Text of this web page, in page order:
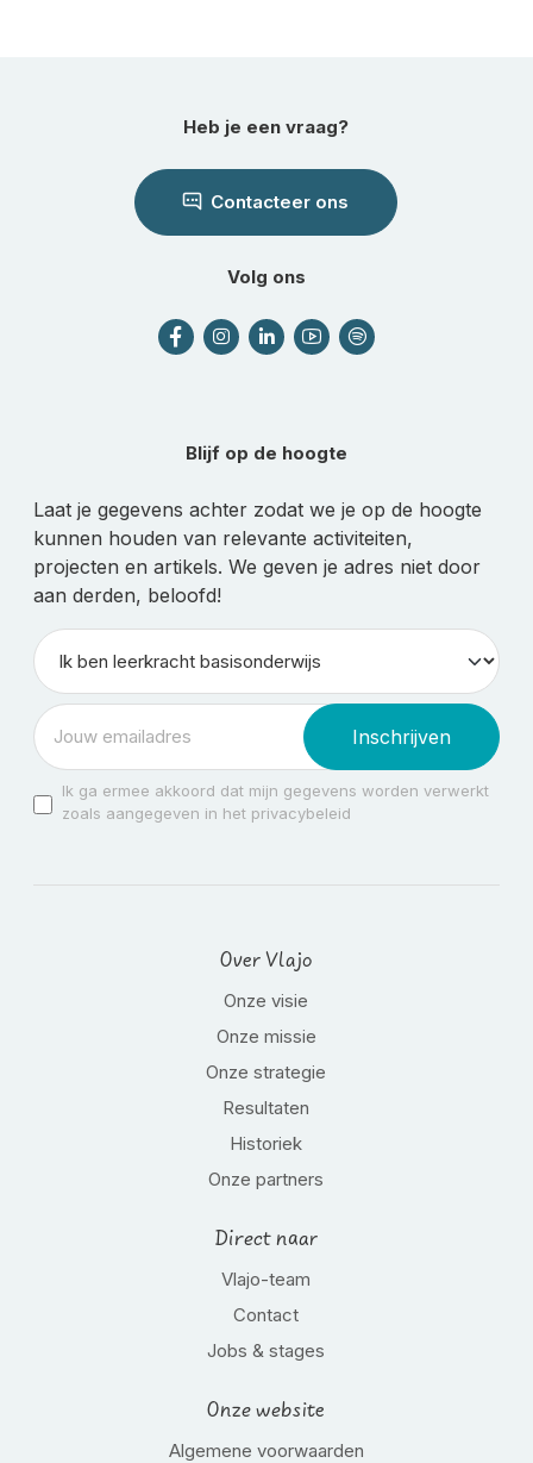
Heb je een vraag?
Contacteer ons
Volg ons
Blijf op de hoogte
Laat je gegevens achter zodat we je op de hoogte
kunnen houden van relevante activiteiten,
projecten en artikels. We geven je adres niet door
aan derden, beloofd!
Inschrijven
Ik ga ermee akkoord dat mijn gegevens worden verwerkt
zoals aangegeven in het privacybeleid
Over Vlajo
Onze visie
Onze missie
Onze strategie
Resultaten
Historiek
Onze partners
Direct naar
Vlajo-team
Contact
Jobs & stages
Onze website
Algemene voorwaarden